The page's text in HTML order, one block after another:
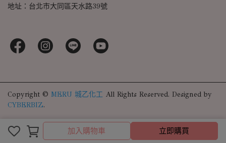
加入購物車 立即購買
地址：台北市大同區天水路39號
Copyright © MERU 城乙化工 All Rights Reserved. Designed by
CYBERBIZ.